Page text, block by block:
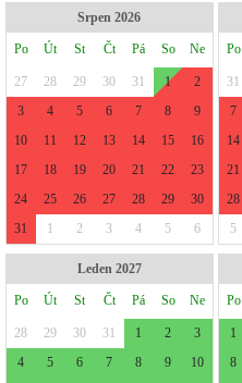
Srpen 2026
Po Út St Čt Pá So Ne
27 28 29 30 31 1
2
3
4 5 6 7 8
9
10
11 12 13 14 15
16
17
18 19 20 21 22
23
24
25 26 27 28 29
30
31
1 2 3 4 5 6
Po
31
7
14
21
28
5
Leden 2027
Po Út St Čt Pá So Ne
28 29 30 31 1 2
3
4
5 6 7 8 9
10
Po
1
8